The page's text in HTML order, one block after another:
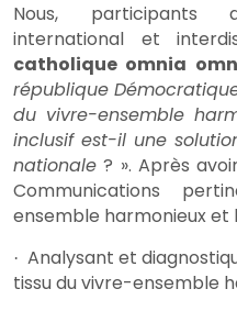
Nous, participants
international et
catholique omnia
république
du vivre-ensemble
inclusif est-il une
nationale ? ». Après
Communications
ensemble harmonieux et
· Analysant et
tissu du vivre-ensemble